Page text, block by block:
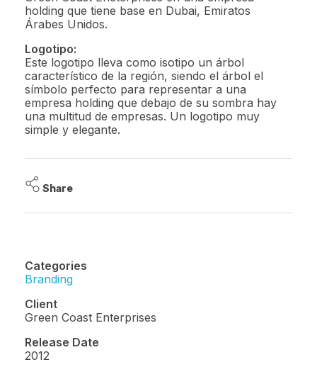
holding que tiene base en Dubai, Emiratos
Árabes Unidos.
Logotipo:
Este logotipo lleva como isotipo un árbol
característico de la región, siendo el árbol el
símbolo perfecto para representar a una
empresa holding que debajo de su sombra hay
una multitud de empresas. Un logotipo muy
simple y elegante.
Share
Categories
Branding
Client
Green Coast Enterprises
Release Date
2012